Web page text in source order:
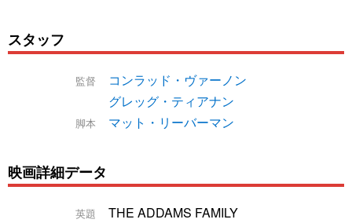
スタッフ
監督
コンラッド・ヴァーノン
グレッグ・ティアナン
脚本 マット・リーバーマン
映画詳細データ
英題 THE ADDAMS FAMILY